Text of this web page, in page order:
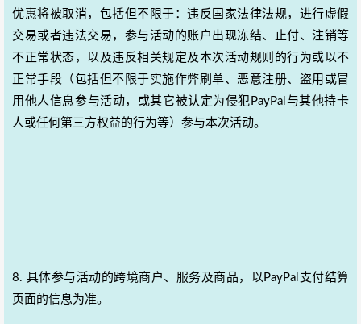
优惠将被取消，包括但不限于：违反国家法律法规，进行虚假
交易或者违法交易，参与活动的账户出现冻结、止付、注销等
不正常状态，以及违反相关规定及本次活动规则的行为或以不
正常手段（包括但不限于实施作弊刷单、恶意注册、盗用或冒
用他人信息参与活动，或其它被认定为侵犯PayPal与其他持卡
人或任何第三方权益的行为等）参与本次活动。
8. 具体参与活动的跨境商户、服务及商品，以PayPal支付结算
页面的信息为准。